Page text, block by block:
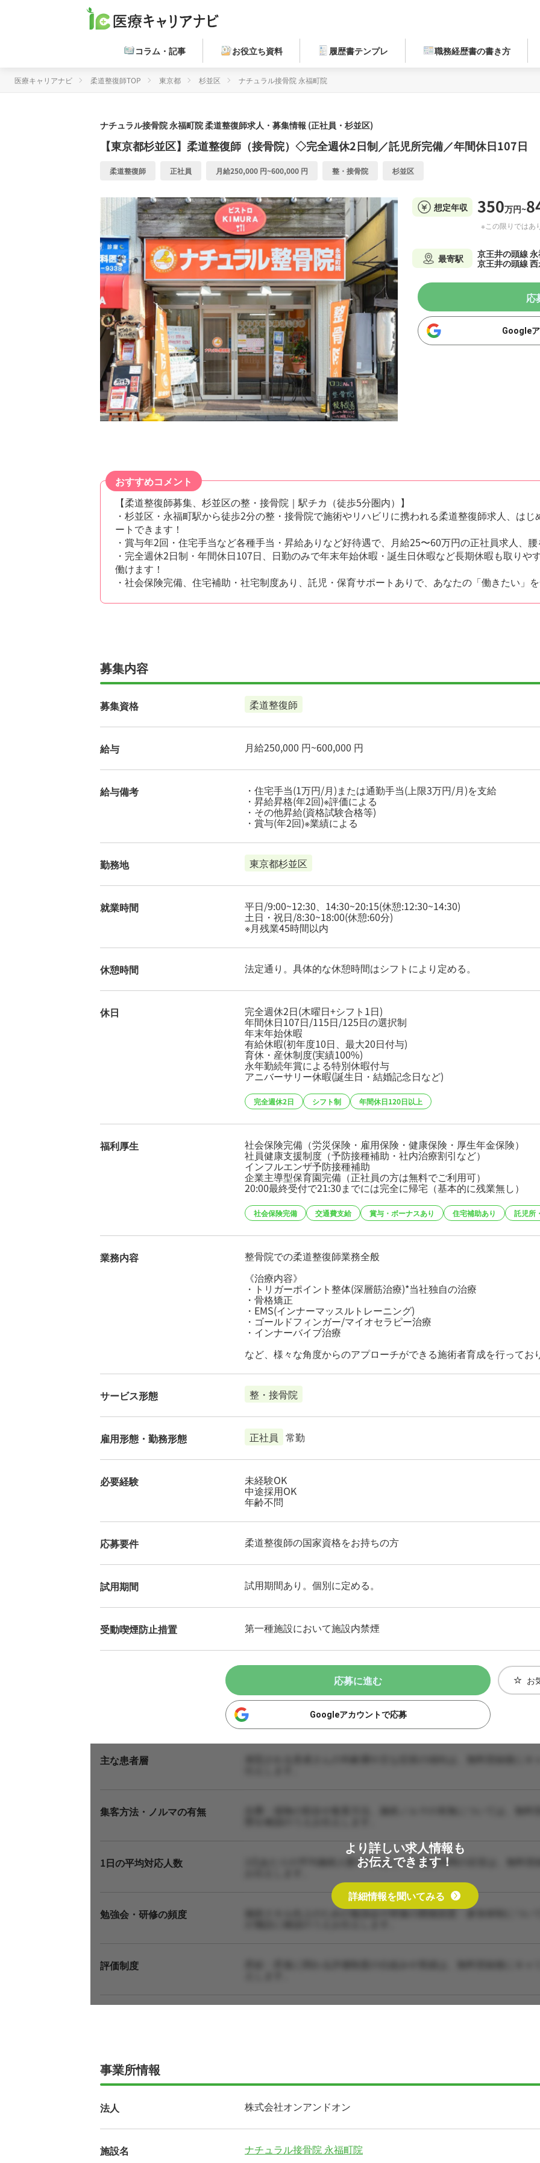
コラム・記事 お役立ち資料 履歴書テンプレ 職務経歴書の書き方
医療キャリアナビ 柔道整復師TOP 東京都 杉並区 ナチュラル接骨院 永福町院
ナチュラル接骨院 永福町院柔道整復師求人・募集情報 (正社員・杉並区)
【東京都杉並区】柔道整復師（接骨院）◇完全週休2日制／託児所完備／年間休日107日
柔道整復師 正社員 月給250,000 円~600,000 円 整・接骨院 杉並区
想定年収 350万円~
※この限りではあ
最寄駅
京王井の頭線
京王井の頭線
応
Google
おすすめコメント
【柔道整復師募集、杉並区の整・接骨院｜駅チカ（徒歩5分圏内）】
・杉並区・永福町駅から徒歩2分の整・接骨院で施術やリハビリに携われる柔道整復師求人、は
ートできます！
・賞与年2回・住宅手当など各種手当・昇給ありなど好待遇で、月給25〜60万円の正社員求人、
・完全週休2日制・年間休日107日、日勤のみで年末年始休暇・誕生日休暇など長期休暇も取りや
働けます！
・社会保険完備、住宅補助・社宅制度あり、託児・保育サポートありで、あなたの「働きたい」
募集内容
募集資格 柔道整復師
給与 月給250,000 円~600,000 円
給与備考 ・住宅手当(1万円/月)または通勤手当(上限3万円/月)を支給
・昇給昇格(年2回)※評価による
・その他昇給(資格試験合格等)
・賞与(年2回)※業績による
勤務地 東京都杉並区
就業時間 平日/9:00~12:30、14:30~20:15(休憩:12:30~14:30)
土日・祝日/8:30~18:00(休憩:60分)
※月残業45時間以内
休憩時間 法定通り。具体的な休憩時間はシフトにより定める。
休日 完全週休2日(木曜日+シフト1日)
年間休日107日/115日/125日の選択制
年末年始休暇
有給休暇(初年度10日、最大20日付与)
育休・産休制度(実績100%)
永年勤続年賞による特別休暇付与
アニバーサリー休暇(誕生日・結婚記念日など)
完全週休2日 シフト制 年間休日120日以上
福利厚生 社会保険完備（労災保険・雇用保険・健康保険・厚生年金保険）
社員健康支援制度（予防接種補助・社内治療割引など）
インフルエンザ予防接種補助
企業主導型保育園完備（正社員の方は無料でご利用可）
20:00最終受付で21:30までには完全に帰宅（基本的に残業無し）
社会保険完備 交通費支給 賞与・ボーナスあり 住宅補助あり 託児所
業務内容
整骨院での柔道整復師業務全般
《治療内容》
・トリガーポイント整体(深層筋治療)*当社独自の治療
・骨格矯正
・EMS(インナーマッスルトレーニング)
・ゴールドフィンガー/マイオセラピー治療
・インナーバイブ治療
など、様々な角度からのアプローチができる施術者育成を行ってお
サービス形態 整・接骨院
雇用形態・勤務形態 正社員 常勤
必要経験 未経験OK
中途採用OK
年齢不問
応募要件 柔道整復師の国家資格をお持ちの方
試用期間 試用期間あり。個別に定める。
受動喫煙防止措置 第一種施設において施設内禁煙
応募に進む
Googleアカウントで応募
お
主な患者層 来院される患者さんの年齢層や主な症状の傾向は、無料登録後に
集客方法・ノルマの有無 自費・保険の割合や集客方法、施術ノルマの有無については、無
1日の平均対応人数 1日あたりの平均施術人数や1人あたりの施術時間の目安は、無料
勉強会・研修の頻度 施術スキル向上のための勉強会や研修の開催頻度・参加体制につ
評価制度
より詳しい求人情報も
お伝えできます！
詳細情報を聞いてみる
事業所情報
法人 株式会社オンアンドオン
施設名 ナチュラル接骨院 永福町院